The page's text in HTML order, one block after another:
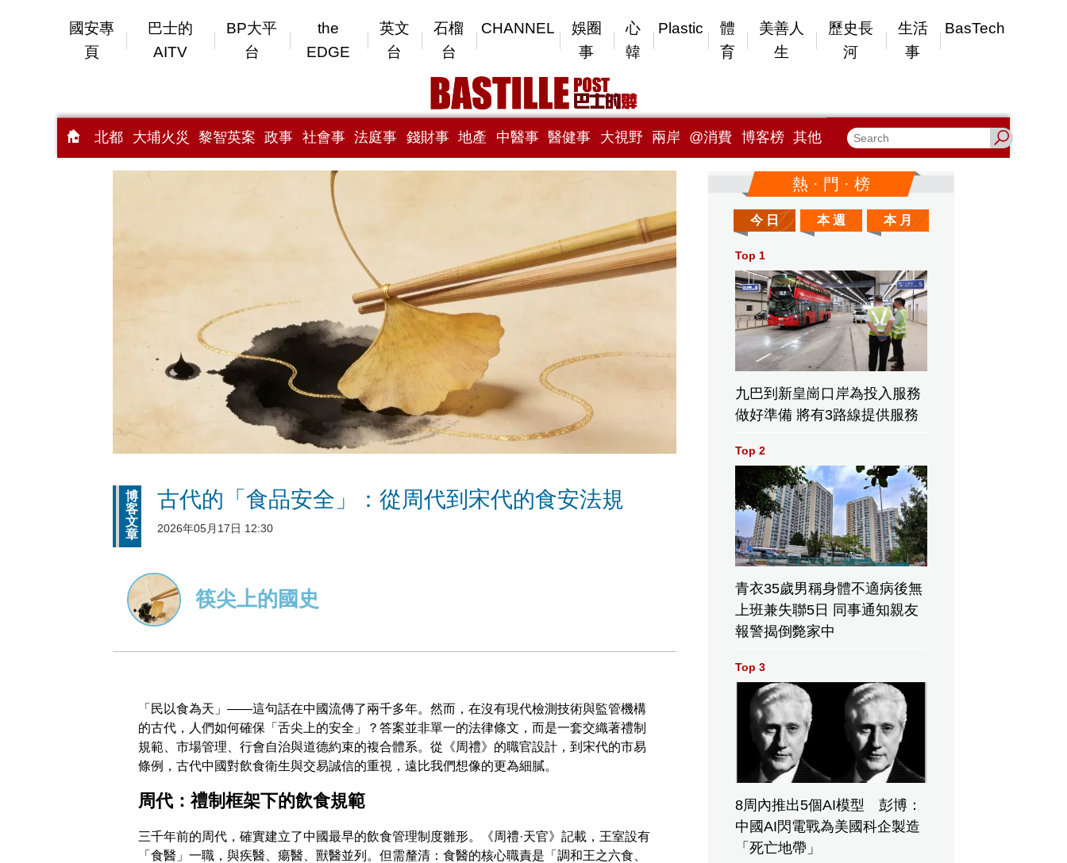
國安專
頁
巴士的
AITV
BP大平
台
the
EDGE
英文
台
石榴
台
CHANNEL
娛圈
事
心
韓
Plastic
體
育
美善人
生
歷史長
河
生活
事
BasTech
北都 大埔火災 黎智英案 政事 社會事 法庭事 錢財事 地產 中醫事 醫健事 大視野 兩岸 @消費 博客榜 其他
博
客
文
章
古代的「食品安全」：從周代到宋代的食安法規
2026年05月17日 12:30
筷尖上的國史
「民以食為天」——這句話在中國流傳了兩千多年。然而，在沒有現代檢測技術與監管機構
的古代，人們如何確保「舌尖上的安全」？答案並非單一的法律條文，而是一套交織著禮制
規範、市場管理、行會自治與道德約束的複合體系。從《周禮》的職官設計，到宋代的市易
條例，古代中國對飲食衛生與交易誠信的重視，遠比我們想像的更為細膩。
周代：禮制框架下的飲食規範
三千年前的周代，確實建立了中國最早的飲食管理制度雛形。《周禮·天官》記載，王室設有
「食醫」一職，與疾醫、瘍醫、獸醫並列。但需釐清：食醫的核心職責是「調和王之六食、
熱 · 門 · 榜
今 日 本 週 本 月
Top 1
九巴到新皇崗口岸為投入服務
做好準備 將有3路線提供服務
Top 2
青衣35歲男稱身體不適病後無
上班兼失聯5日 同事通知親友
報警揭倒斃家中
Top 3
8周內推出5個AI模型 彭博：
中國AI閃電戰為美國科企製造
「死亡地帶」